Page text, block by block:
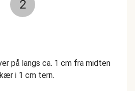
2
på langs ca. 1 cm fra midten
i 1 cm tern.